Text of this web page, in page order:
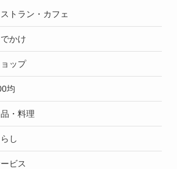
トラン・カフェ
かけ
ップ
均
・料理
し
ビス